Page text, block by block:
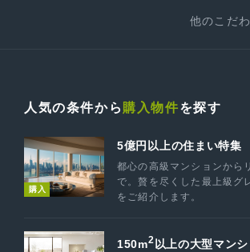
他のこだ
人気の条件から 購入物件を探す
購入
5億円以上の住まい特集
都心の高級マンションから
で。贅を尽くした最上級グ
をご紹介します。
150m2 以上の大型マン